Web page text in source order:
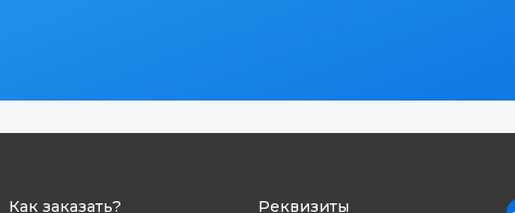
Как заказать? Реквизиты